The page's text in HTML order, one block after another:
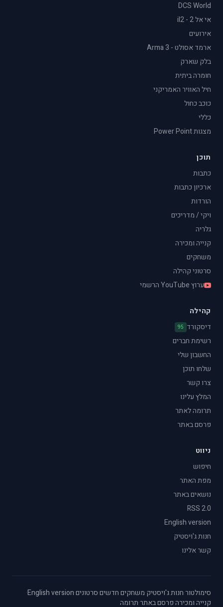
DCS World
אי אל 2 - il2
אירועים
ארמד אסולט - Arma 3
בלק שארק
חומרה ביתית
חיל האוויר האמריקני
כוכב כחול
כללי
מצגות Power Point
תוכן
כתבות
ארכיון כתבות
הורדות
ויקי / מדריכים
גלריה
קנייה ומכירה
משחקים
סרטוני קהילה
ערוץ YouTube הרשמי
קהילה
דיסקורד 95
רשימת חברים
החשבון שלי
שלחו תוכן
צרו קשר
המלץ עלינו
תרומה לאתר
פרסם באתר
ניווט
חיפוש
מפת האתר
נושאים באתר
RSS 2.0
English version
חנות ג'ויסטיק
קשר אלינו
סימולטור·חנות ג'ויסטיק·משחקים חדשים·סרטונים·
English version
·
קנייה ומכירה·פרסם באתר·תרומה